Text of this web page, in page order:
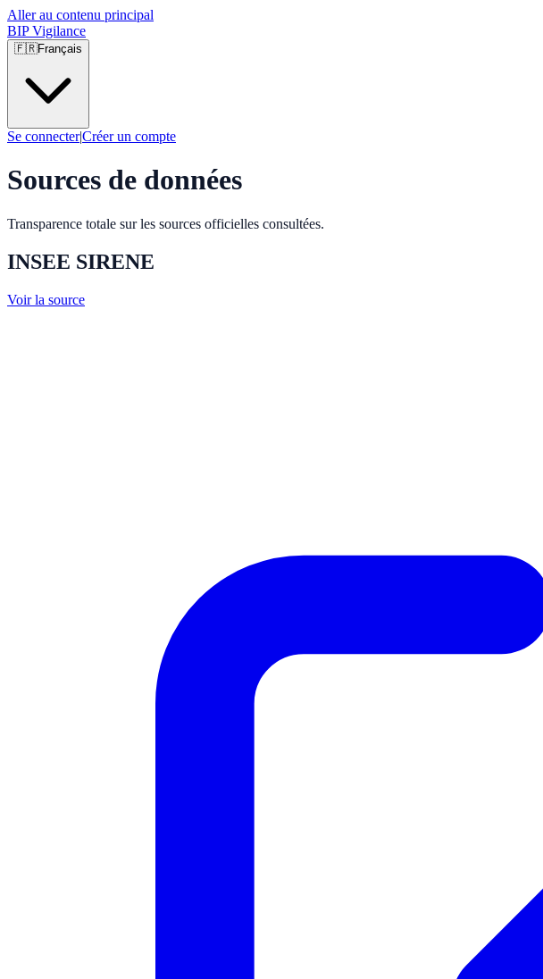
Aller au contenu principal
BIP Vigilance
🇫🇷Français
Se connecter|Créer un compte
Sources de données
Transparence totale sur les sources officielles consultées.
INSEE SIRENE
Voir la source